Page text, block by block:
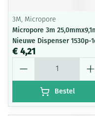
3M, Micropore
Micropore 3m
Nieuwe Dispenser 1530p-
€ 4,21
Bestel